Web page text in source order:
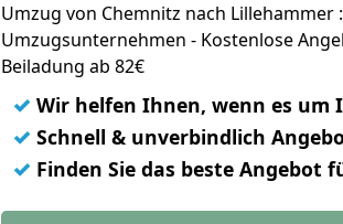
Umzug von Chemnitz nach Lillehammer
Umzugsunternehmen - Kostenlose
Beiladung ab 82€
✓ Wir helfen Ihnen, wenn es um
✓ Schnell & unverbindlich
✓ Finden Sie das beste Angebot